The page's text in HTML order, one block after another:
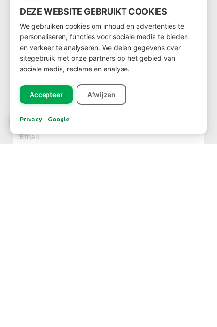
BECOME A CUSTOMER
Do you want to become a customer?
Then go to the customer form viathis link
NEWSLETTER
DEZE WEBSITE GEBRUIKT COOKIES
We gebruiken cookies om inhoud en advertenties te
personaliseren, functies voor sociale media te bieden
en verkeer te analyseren. We delen gegevens over
sitegebruik met onze partners op het gebied van
sociale media, reclame en analyse.
Accepteer Afwijzen
Privacy Google